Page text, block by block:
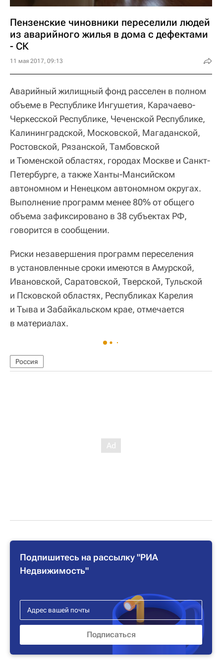
Пензенские чиновники переселили людей
из аварийного жилья в дома с дефектами
- СК
11 мая 2017, 09:13
Аварийный жилищный фонд расселен в полном
объеме в Республике Ингушетия, Карачаево-
Черкесской Республике, Чеченской Республике,
Калининградской, Московской, Магаданской,
Ростовской, Рязанской, Тамбовской
и Тюменской областях, городах Москве и Санкт-
Петербурге, а также Ханты-Мансийском
автономном и Ненецком автономном округах.
Выполнение программ менее 80% от общего
объема зафиксировано в 38 субъектах РФ,
говорится в сообщении.
Риски незавершения программ переселения
в установленные сроки имеются в Амурской,
Ивановской, Саратовской, Тверской, Тульской
и Псковской областях, Республиках Карелия
и Тыва и Забайкальском крае, отмечается
в материалах.
Россия
Подпишитесь на рассылку "РИА
Недвижимость"